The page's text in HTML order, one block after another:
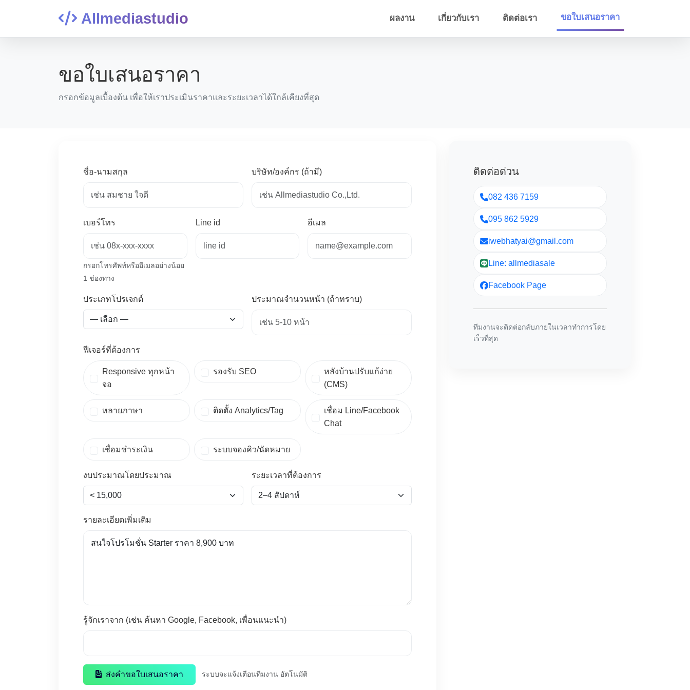
Allmediastudio ผลงาน เกี่ยวกับเรา ติดต่อเรา ขอใบเสนอราคา
ขอใบเสนอราคา
กรอกข้อมูลเบื้องต้น เพื่อให้เราประเมินราคาและระยะเวลาได้ใกล้เคียงที่สุด
ชื่อ-นามสกุล บริษัท/องค์กร (ถ้ามี)
เบอร์โทร
กรอกโทรศัพท์หรืออีเมลอย่างน้อย
1 ช่องทาง
Line id อีเมล
ประเภทโปรเจกต์ ประมาณจำนวนหน้า (ถ้าทราบ)
ฟีเจอร์ที่ต้องการ
Responsive ทุกหน้า
จอ
รองรับ SEO
หลังบ้านปรับแก้ง่าย
(CMS)
หลายภาษา ติดตั้ง Analytics/Tag
เชื่อม Line/Facebook
Chat
เชื่อมชำระเงิน ระบบจองคิว/นัดหมาย
งบประมาณโดยประมาณ ระยะเวลาที่ต้องการ
รายละเอียดเพิ่มเติม
รู้จักเราจาก (เช่น ค้นหา Google, Facebook, เพื่อนแนะนำ)
ส่งคำขอใบเสนอราคา ระบบจะแจ้งเตือนทีมงาน อัตโนมัติ
ติดต่อด่วน
082 436 7159
095 862 5929
iwebhatyai@gmail.com
Line: allmediasale
Facebook Page
ทีมงานจะติดต่อกลับภายในเวลาทำการโดย
เร็วที่สุด